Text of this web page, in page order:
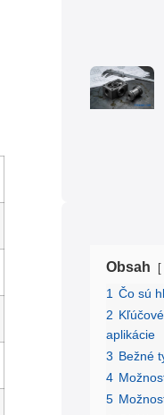
Obsah
1 Čo sú
2
aplikácie
3 Bežné
4
5